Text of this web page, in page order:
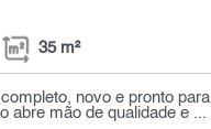
35 m²
novo e pronto para
abre mão de qualidade e ...